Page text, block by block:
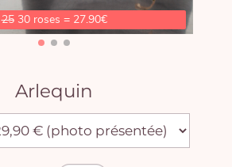
2530 roses = 27.90€
Arlequin